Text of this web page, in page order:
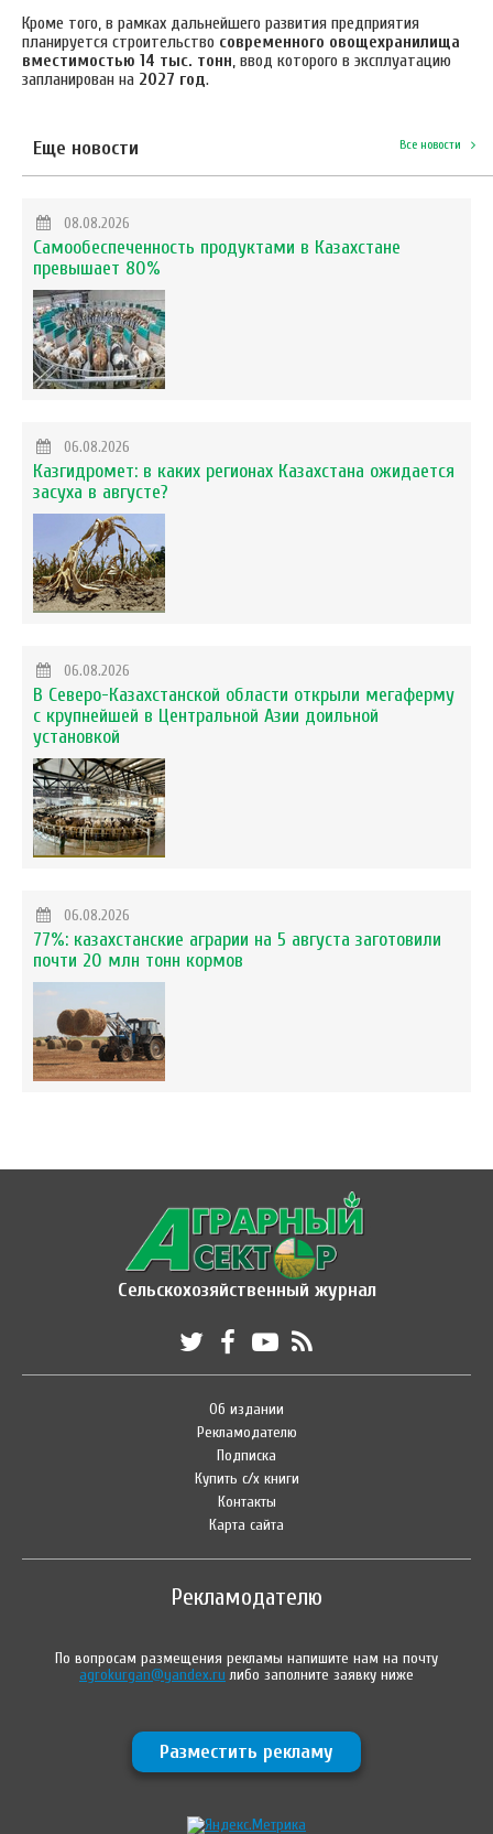
Кроме того, в рамках дальнейшего развития предприятия
планируется строительство современного овощехранилища
вместимостью 14 тыс. тонн , ввод которого в эксплуатацию
запланирован на 2027 год.
Еще новости Все новости
08.08.2026
Самообеспеченность продуктами в Казахстане
превышает 80%
06.08.2026
Казгидромет: в каких регионах Казахстана ожидается
засуха в августе?
06.08.2026
В Северо-Казахстанской области открыли мегаферму
с крупнейшей в Центральной Азии доильной
установкой
06.08.2026
77%: казахстанские аграрии на 5 августа заготовили
почти 20 млн тонн кормов
Сельскохозяйственный журнал
Об издании
Рекламодателю
Подписка
Купить с/х книги
Контакты
Карта сайта
Рекламодателю
По вопросам размещения рекламы напишите нам на почту
agrokurgan@yandex.ru либо заполните заявку ниже
Разместить рекламу